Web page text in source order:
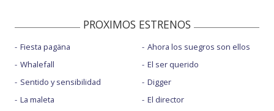
PROXIMOS ESTRENOS
Fiesta pagäna
Whalefall
Sentido y sensibilidad
La maleta
Ahora los suegros son ellos
El ser querido
Digger
El director